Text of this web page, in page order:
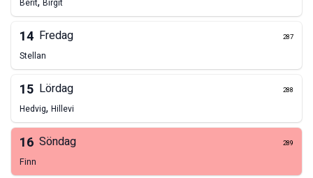
Berit Birgit
14 Fredag 287
Stellan
15 Lördag 288
Hedvig, Hillevi
16 Söndag 289
Finn